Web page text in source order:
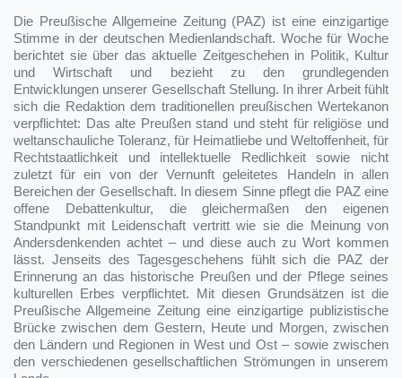
Die Preußische Allgemeine Zeitung (PAZ) ist eine einzigartige
Stimme in der deutschen Medienlandschaft. Woche für Woche
berichtet sie über das aktuelle Zeitgeschehen in Politik, Kultur
und Wirtschaft und bezieht zu den grundlegenden
Entwicklungen unserer Gesellschaft Stellung. In ihrer Arbeit fühlt
sich die Redaktion dem traditionellen preußischen Wertekanon
verpflichtet: Das alte Preußen stand und steht für religiöse und
weltanschauliche Toleranz, für Heimatliebe und Weltoffenheit, für
Rechtstaatlichkeit und intellektuelle Redlichkeit sowie nicht
zuletzt für ein von der Vernunft geleitetes Handeln in allen
Bereichen der Gesellschaft. In diesem Sinne pflegt die PAZ eine
offene Debattenkultur, die gleichermaßen den eigenen
Standpunkt mit Leidenschaft vertritt wie sie die Meinung von
Andersdenkenden achtet – und diese auch zu Wort kommen
lässt. Jenseits des Tagesgeschehens fühlt sich die PAZ der
Erinnerung an das historische Preußen und der Pflege seines
kulturellen Erbes verpflichtet. Mit diesen Grundsätzen ist die
Preußische Allgemeine Zeitung eine einzigartige publizistische
Brücke zwischen dem Gestern, Heute und Morgen, zwischen
den Ländern und Regionen in West und Ost – sowie zwischen
den verschiedenen gesellschaftlichen Strömungen in unserem